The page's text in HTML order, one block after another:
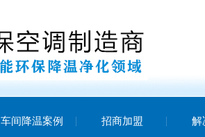
车间降温案例 招商加盟 解